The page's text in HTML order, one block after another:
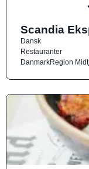
Scandia
Dansk
Restauranter
DanmarkRegion